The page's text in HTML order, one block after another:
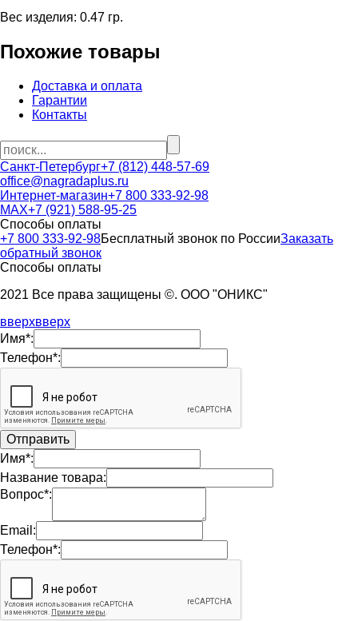
Вес изделия: 0.47 гр.
Похожие товары
Доставка и оплата
Гарантии
Контакты
Санкт-Петербург+7 (812) 448-57-69
office@nagradaplus.ru
Интернет-магазин+7 800 333-92-98
MAX+7 (921) 588-95-25
Способы оплаты
+7 800 333-92-98Бесплатный звонок по РоссииЗаказать
обратный звонок
Способы оплаты
2021 Все права защищены ©. ООО "ОНИКС"
вверхвверх
Имя*:
Телефон*:
Имя*:
Название товара:
Вопрос*:
Email:
Телефон*: